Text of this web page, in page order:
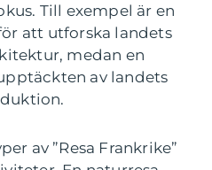
Till exempel är en
att utforska landets
medan en
av landets
av ”Resa Frankrike”